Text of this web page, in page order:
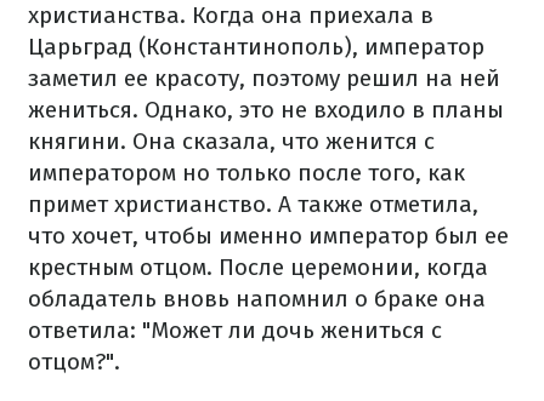
христианства. Когда она приехала в
Царьград (Константинополь), император
заметил ее красоту, поэтому решил на ней
жениться. Однако, это не входило в планы
княгини. Она сказала, что женится с
императором но только после того, как
примет христианство. А также отметила,
что хочет, чтобы именно император был ее
крестным отцом. После церемонии, когда
обладатель вновь напомнил о браке она
ответила: "Может ли дочь жениться с
отцом?".